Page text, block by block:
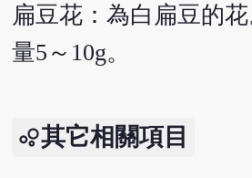
扁豆花：為白扁豆的
量5～10g。
其它相關項目